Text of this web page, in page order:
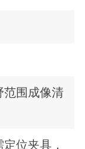
范围成像清
位夹具，